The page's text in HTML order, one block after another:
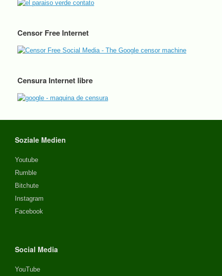
Censor Free Internet
Censura Internet libre
Soziale Medien
Youtube
Rumble
Bitchute
Instagram
Facebook
Social Media
YouTube